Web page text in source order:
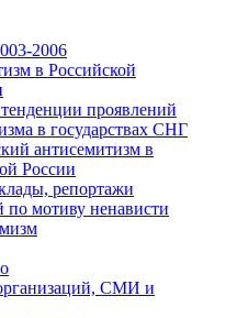
2006
в Российской
проявлений
в государствах СНГ
антисемитизм в
России
репортажи
по мотиву ненависти
СМИ и